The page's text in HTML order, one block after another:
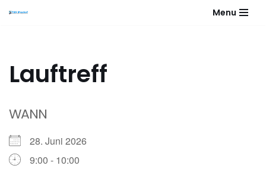
Menu
Lauftreff
WANN
28. Juni 2026
9:00 - 10:00